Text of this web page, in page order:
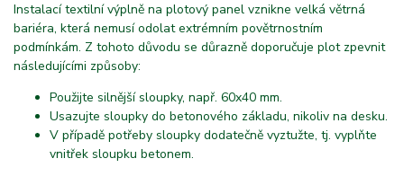
Instalací textilní výplně na plotový panel vznikne velká větrná
bariéra, která nemusí odolat extrémním povětrnostním
podmínkám. Z tohoto důvodu se důrazně doporučuje plot zpevnit
následujícími způsoby:
Použijte silnější sloupky, např. 60x40 mm.
Usazujte sloupky do betonového základu, nikoliv na desku.
V případě potřeby sloupky dodatečně vyztužte, tj. vyplňte
vnitřek sloupku betonem.